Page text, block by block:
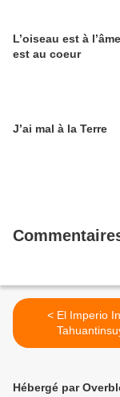
L’oiseau est à
est au coeur
J’ai mal à la Terre
< El Imperio Inca -
Hébergé par